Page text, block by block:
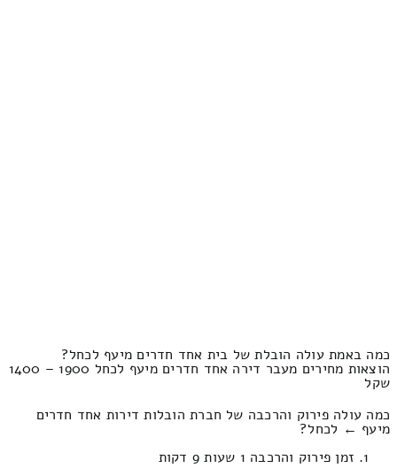
כמה באמת עולה הובלת של בית אחד חדרים מיעף לכחל?
הוצאות מחירים מעבר דירה אחד חדרים מיעף לכחל 1900 – 1400
שקל
כמה עולה פירוק והרכבה של חברת הובלות דירות אחד חדרים
מיעף ← לכחל?
זמן פירוק והרכבה 1 שעות 9 דקות